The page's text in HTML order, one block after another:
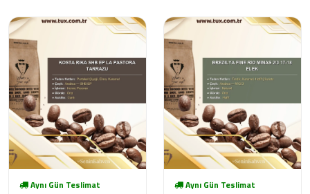
Aynı Gün Teslimat Aynı Gün Teslimat